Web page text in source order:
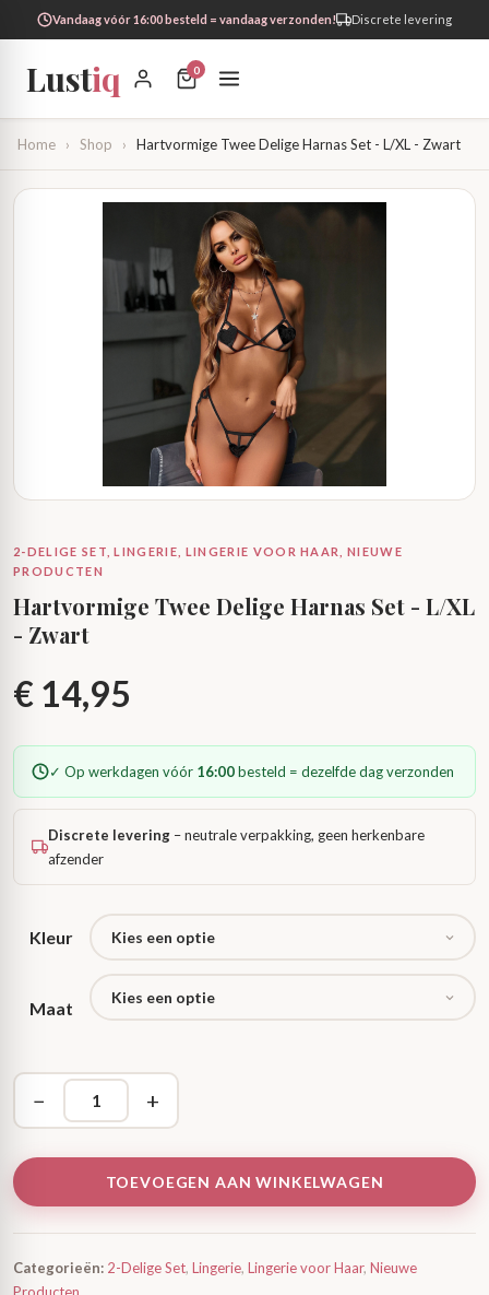
Vandaag vóór 16:00 besteld = vandaag verzonden! Discrete levering
Lustiq 0
Home › Shop › Hartvormige Twee Delige Harnas Set - L/XL - Zwart
2-DELIGE SET, LINGERIE, LINGERIE VOOR HAAR, NIEUWE
PRODUCTEN
Hartvormige Twee Delige Harnas Set - L/XL
- Zwart
€ 14,95
✓ Op werkdagen vóór 16:00besteld = dezelfde dag verzonden
Discrete levering – neutrale verpakking, geen herkenbare
afzender
Kleur
Maat
− +
TOEVOEGEN AAN WINKELWAGEN
Categorieën: 2-Delige Set, Lingerie, Lingerie voor Haar, Nieuwe